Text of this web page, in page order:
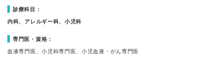
診療科目：
内科、アレルギー科、小児科
専門医・資格：
血液専門医、小児科専門医、小児血液・がん専門医